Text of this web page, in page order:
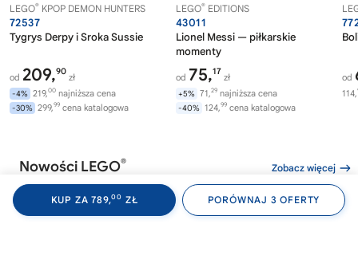
KUP ZA 789,00 ZŁ PORÓWNAJ 3 OFERTY
LEGO® KPOP DEMON HUNTERS
72537
Tygrys Derpy i Sroka Sussie
od 209,90
zł
-4% 219,00 najniższa cena
-30% 299,99 cena katalogowa
LEGO® EDITIONS
43011
Lionel Messi — piłkarskie
momenty
od 75,17
zł
+5% 71,29 najniższa cena
-40% 124,99 cena katalogowa
od
114,
Nowości LEGO® Zobacz więcej